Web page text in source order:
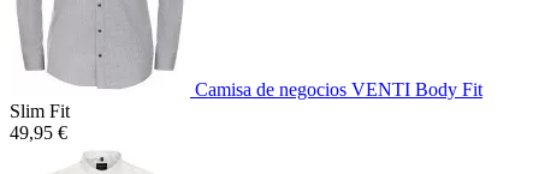
Camisa de negocios VENTI Body Fit
Slim Fit
49,95 €